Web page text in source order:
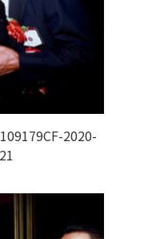
2020-